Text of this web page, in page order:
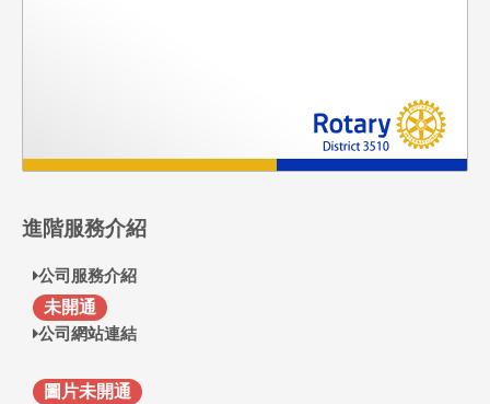
進階服務介紹
公司服務介紹
未開通
公司網站連結
圖片未開通